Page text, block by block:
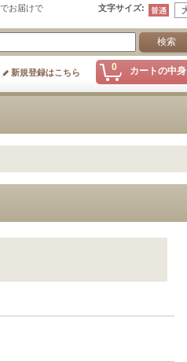
お届けで
文字サイズ:
0 カートの中身
新規登録はこちら